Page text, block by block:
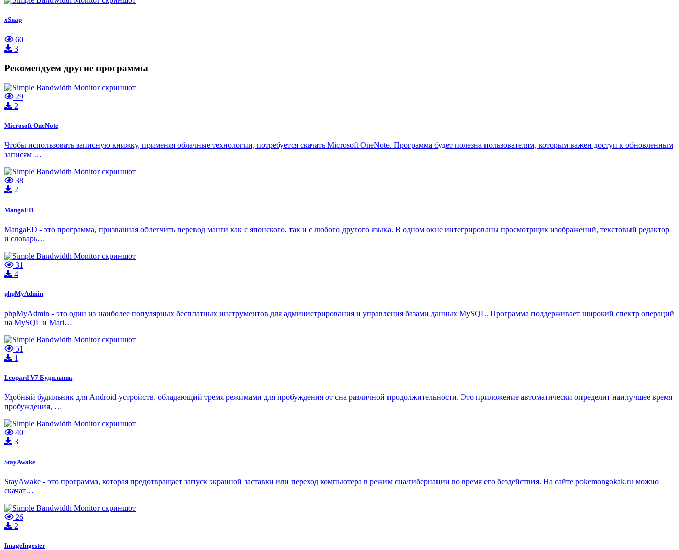
xSnap
60
3
Рекомендуем другие программы
29
2
Microsoft OneNote
Чтобы использовать записную книжку, применяя облачные технологии, потребуется скачать Microsoft OneNote. Программа будет полезна пользователям, которым важен доступ к обновленным
записям …
38
2
MangaED
MangaED - это программа, призванная облегчить перевод манги как с японского, так и с любого другого языка. В одном окне интегрированы просмотрщик изображений, текстовый редактор
и словарь…
31
4
phpMyAdmin
phpMyAdmin - это один из наиболее популярных бесплатных инструментов для администрирования и управления базами данных MySQL. Программа поддерживает широкий спектр операций
на MySQL и Mari…
51
1
Leopard V7 Будильник
Удобный будильник для Android-устройств, обладающий тремя режимами для пробуждения от сна различной продолжительности. Это приложение автоматически определит наилучшее время
пробуждения, …
40
3
StayAwake
StayAwake - это программа, которая предотвращает запуск экранной заставки или переход компьютера в режим сна/гибернации во время его бездействия. На сайте pokemongokak.ru можно
скачат…
26
2
ImageIngester